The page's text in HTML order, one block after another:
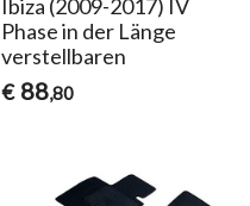
Ibiza (2009-2017) IV
Phase in der Länge
verstellbaren
€ 88,80